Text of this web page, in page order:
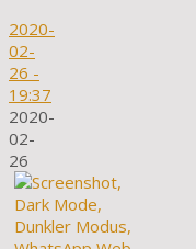
2020-
02-
26 -
19:37
2020-
02-
26